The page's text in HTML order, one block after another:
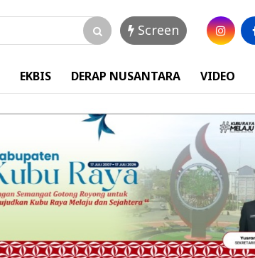
Screen
EKBIS DERAP NUSANTARA VIDEO